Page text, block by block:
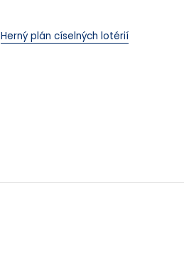
Herný plán císelných lotérií